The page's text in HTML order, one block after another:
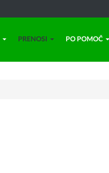
PRENOSI PO POMOČ